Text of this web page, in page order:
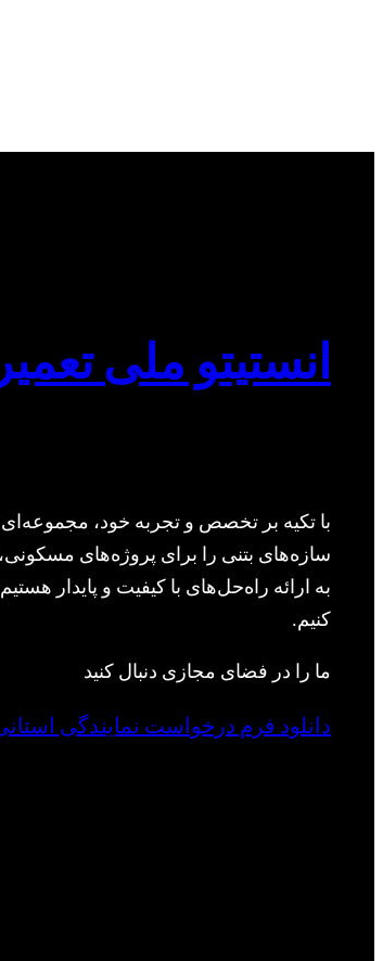
انستیتو ملی
با تکیه بر تخصص و تجربه خود،
سازه‌های بتنی را برای پروژه‌های
به ارائه راه‌حل‌های با کیفیت و پایدار
کنیم.
ما را در فضای مجازی دنبال کنید
دانلود فرم درخواست نمایندگی